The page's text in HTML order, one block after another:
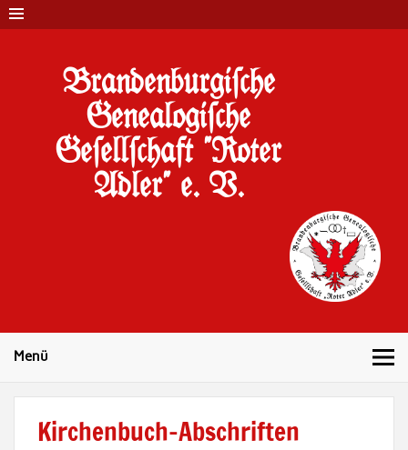
Brandenburgi#che
Genealogi#che
Ge#ell#chaft "Roter
Adler" e. V.
Menü
Kirchenbuch-Abschriften